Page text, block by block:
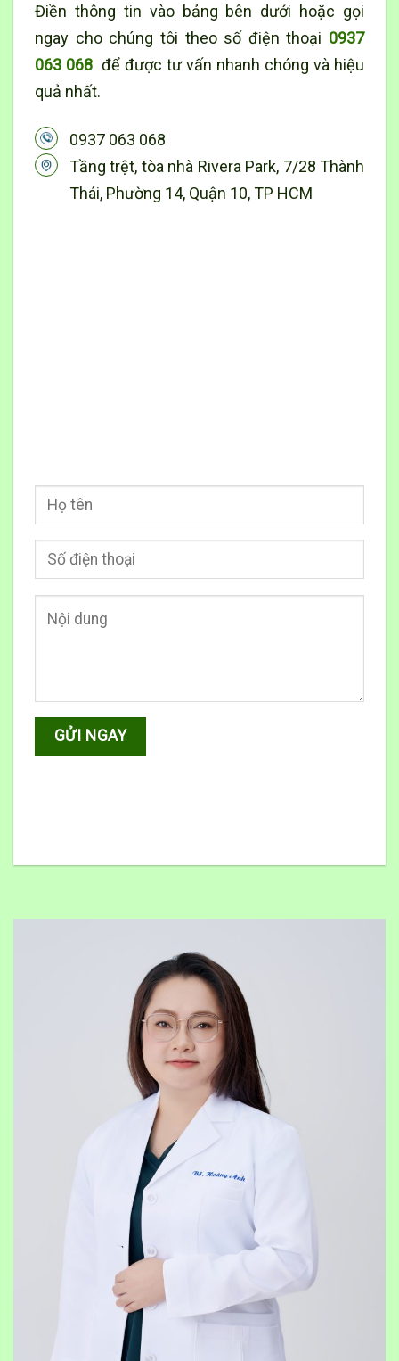
Điền thông tin vào bảng bên dưới hoặc gọi
ngay cho chúng tôi theo số điện thoại 0937
063 068 để được tư vấn nhanh chóng và hiệu
quả nhất.
0937 063 068
Tầng trệt, tòa nhà Rivera Park, 7/28 Thành
Thái, Phường 14, Quận 10, TP HCM